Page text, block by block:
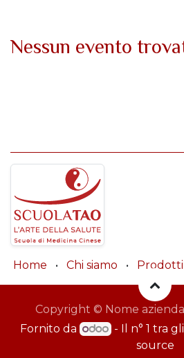
Nessun evento
Home • Chi siamo • Prodotti
Copyright © Nome azienda
Fornito da - Il n° 1 tra
source